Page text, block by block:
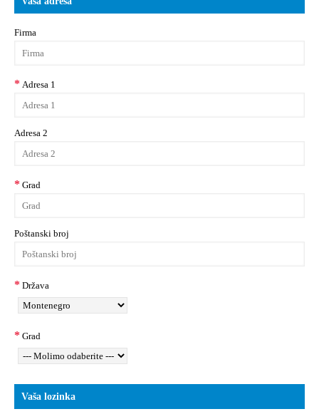
Firma
Adresa 1
Adresa 2
Grad
Poštanski broj
Država
Grad
Vaša lozinka